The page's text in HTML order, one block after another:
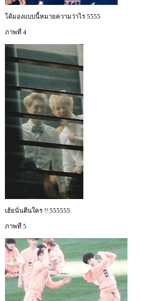
โด้มองแบบนี้หมายความว่าไร 5555
ภาพที่ 4
เฮ้ยนั่นตีนใคร !! 555555
ภาพที่ 5